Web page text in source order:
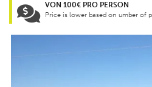
VON 100€ PRO PERSON
Price is lower based on umber of